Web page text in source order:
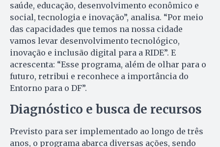
saúde, educação, desenvolvimento econômico e
social, tecnologia e inovação”, analisa. “Por meio
das capacidades que temos na nossa cidade
vamos levar desenvolvimento tecnológico,
inovação e inclusão digital para a RIDE”. E
acrescenta: “Esse programa, além de olhar para o
futuro, retribui e reconhece a importância do
Entorno para o DF”.
Diagnóstico e busca de recursos
Previsto para ser implementado ao longo de três
anos, o programa abarca diversas ações, sendo